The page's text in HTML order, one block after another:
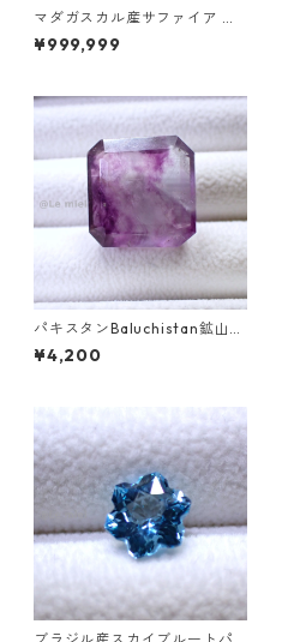
マダガスカル産サファイア ル
ース 9個組 2.4～2.5mm
¥999,999
パキスタンBaluchistan鉱山産
フローライト スクエアカット
ルース 34.4ct 20 x 19.6 x 11
¥4,200